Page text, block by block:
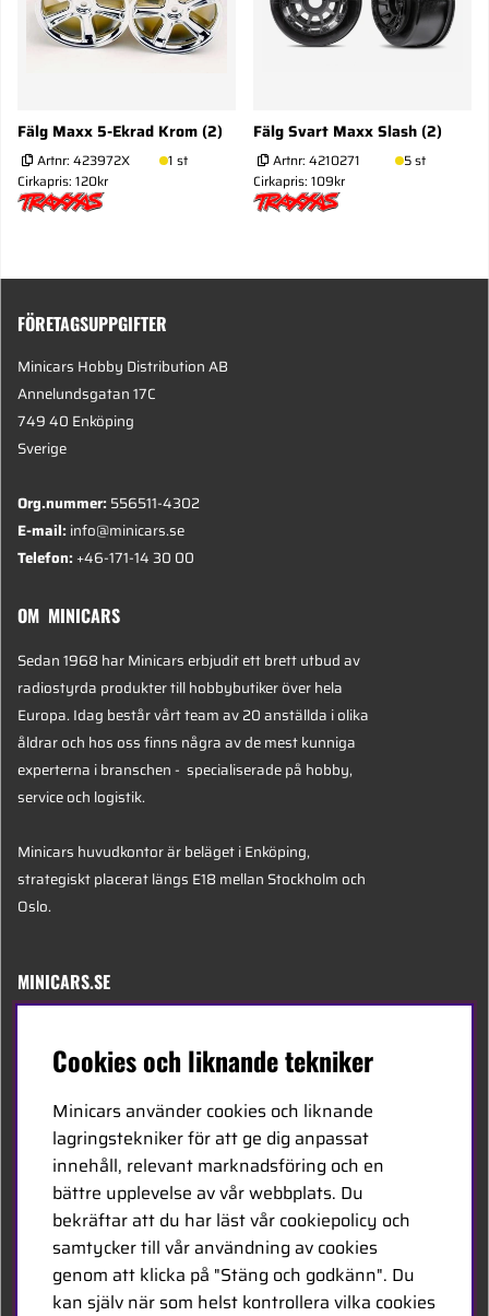
Fälg Maxx 5-Ekrad Krom (2)
Artnr: 423972X
1 st
Cirkapris: 120kr
Fälg Svart Maxx Slash (2)
Artnr: 4210271
5 st
Cirkapris: 109kr
FÖRETAGSUPPGIFTER
Minicars Hobby Distribution AB
Annelundsgatan 17C
749 40 Enköping
Sverige
Org.nummer:556511-4302
E-mail:info@minicars.se
Telefon:+46-171-14 30 00
OM MINICARS
Sedan 1968 har Minicars erbjudit ett brett utbud av
radiostyrda produkter till hobbybutiker över hela
Europa. Idag består vårt team av 20 anställda i olika
åldrar och hos oss finns några av de mest kunniga
experterna i branschen - specialiserade på hobby,
service och logistik.
Minicars huvudkontor är beläget i Enköping,
strategiskt placerat längs E18 mellan Stockholm och
Oslo.
MINICARS.SE
Bli återförsäljare
Bli leverantör
Jobba hos oss
FÖLJ OSS
Cookies och liknande tekniker
Minicars använder cookies och liknande
lagringstekniker för att ge dig anpassat
innehåll, relevant marknadsföring och en
bättre upplevelse av vår webbplats. Du
bekräftar att du har läst vår cookiepolicy och
samtycker till vår användning av cookies
genom att klicka på "Stäng och godkänn". Du
kan själv när som helst kontrollera vilka cookies